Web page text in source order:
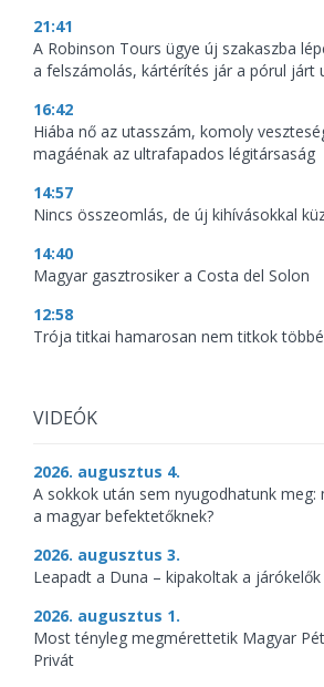
21:41
A Robinson Tours ügye új szakaszba
a felszámolás, kártérítés jár a pórul járt
16:42
Hiába nő az utasszám, komoly
magáénak az ultrafapados légitársaság
14:57
Nincs összeomlás, de új kihívásokkal
14:40
Magyar gasztrosiker a Costa del Solon
12:58
Trója titkai hamarosan nem titkok többé
VIDEÓK
2026. augusztus 4.
A sokkok után sem nyugodhatunk
a magyar befektetőknek?
2026. augusztus 3.
Leapadt a Duna – kipakoltak a járókelők
2026. augusztus 1.
Most tényleg megmérettetik Magyar
Privát